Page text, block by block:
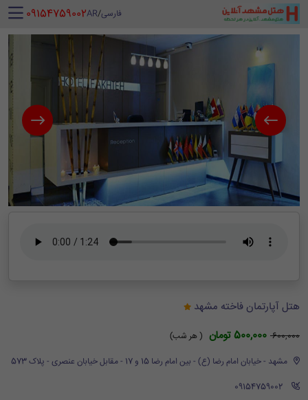
فارسی/
AR
‪ 09154759002
هتل آپارتمان فاخته مشهد
600,000 500,000 تومان
( هر شب)
مشهد - خیابان امام رضا (ع) - بین امام رضا 15 و 17 - مقابل خیابان عنصری - پلاک 573
‪ 09154759002